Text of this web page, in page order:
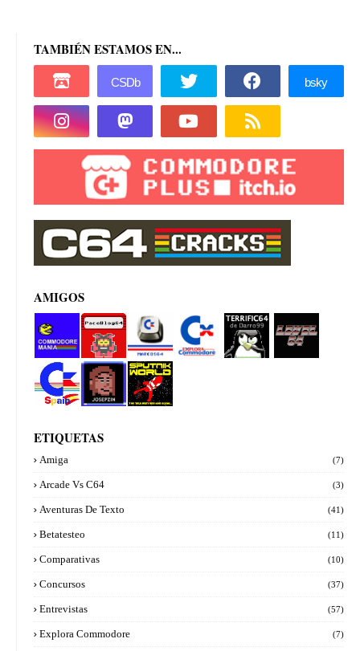
TAMBIÉN ESTAMOS EN...
AMIGOS
ore manía
Explora
Commod
ore
PacoBlog
64
Terrifi64
de
Darro99
Marcos64
Commod
ore Spain
Sputnik
World
Josepzin
ETIQUETAS
Amiga (7)
Arcade Vs C64 (3)
Aventuras De Texto (41)
Betatesteo (11)
Comparativas (10)
Concursos (37)
Entrevistas (57)
Explora Commodore (7)